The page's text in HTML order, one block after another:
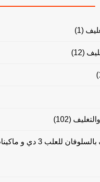
(1)
(12)
(102)
ماكينات التغليف بالسلوفان